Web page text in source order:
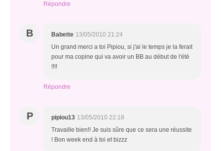
Répondre
B Babette 13/05/2010 21:24
Un grand merci a toi Pipiou, si j'ai le temps je la ferait
pour ma copine qui va avoir un BB au début de l'été
!!!!
Répondre
P pipiou13 13/05/2010 22:18
Travaille bien!! Je suis sûre que ce sera une réussite
! Bon week end à toi et bizzz